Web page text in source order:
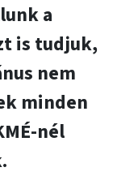
a
is tudjuk,
nem
minden
nél